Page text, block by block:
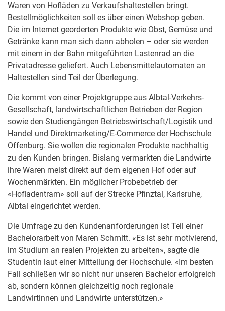
Waren von Hofläden zu Verkaufshaltestellen bringt.
Bestellmöglichkeiten soll es über einen Webshop geben.
Die im Internet georderten Produkte wie Obst, Gemüse und
Getränke kann man sich dann abholen – oder sie werden
mit einem in der Bahn mitgeführten Lastenrad an die
Privatadresse geliefert. Auch Lebensmittelautomaten an
Haltestellen sind Teil der Überlegung.
Die kommt von einer Projektgruppe aus Albtal-Verkehrs-
Gesellschaft, landwirtschaftlichen Betrieben der Region
sowie den Studiengängen Betriebswirtschaft/Logistik und
Handel und Direktmarketing/E-Commerce der Hochschule
Offenburg. Sie wollen die regionalen Produkte nachhaltig
zu den Kunden bringen. Bislang vermarkten die Landwirte
ihre Waren meist direkt auf dem eigenen Hof oder auf
Wochenmärkten. Ein möglicher Probebetrieb der
«Hofladentram» soll auf der Strecke Pfinztal, Karlsruhe,
Albtal eingerichtet werden.
Die Umfrage zu den Kundenanforderungen ist Teil einer
Bachelorarbeit von Maren Schmitt. «Es ist sehr motivierend,
im Studium an realen Projekten zu arbeiten», sagte die
Studentin laut einer Mitteilung der Hochschule. «Im besten
Fall schließen wir so nicht nur unseren Bachelor erfolgreich
ab, sondern können gleichzeitig noch regionale
Landwirtinnen und Landwirte unterstützen.»